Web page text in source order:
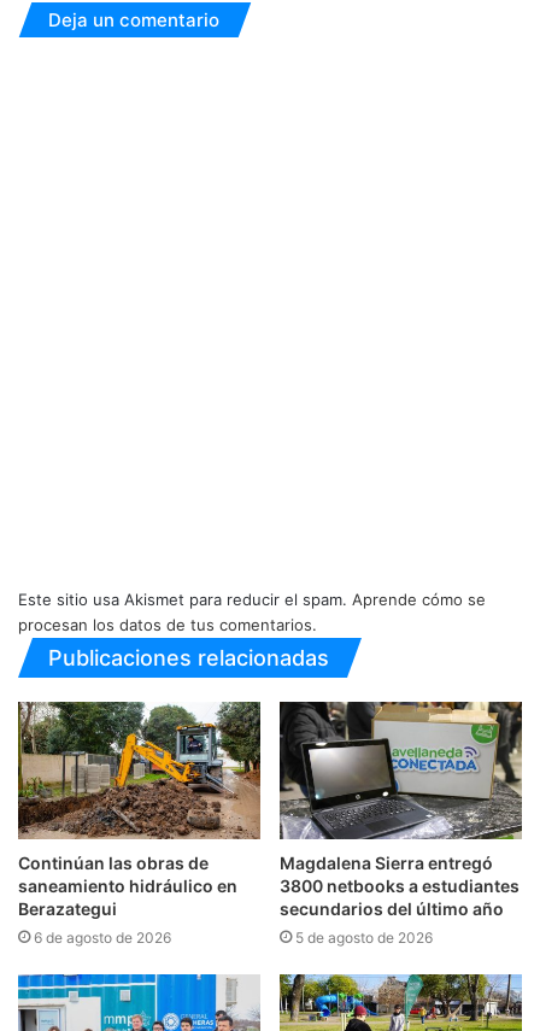
Deja un comentario
Este sitio usa Akismet para reducir el spam. Aprende cómo se
procesan los datos de tus comentarios.
Publicaciones relacionadas
Continúan las obras de
saneamiento hidráulico en
Berazategui
6 de agosto de 2026
Magdalena Sierra entregó
3800 netbooks a estudiantes
secundarios del último año
5 de agosto de 2026